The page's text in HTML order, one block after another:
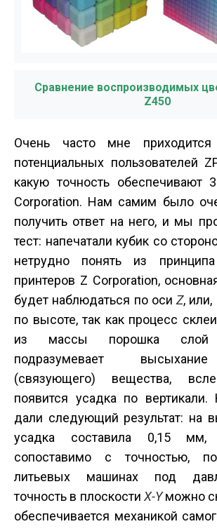
Сравнение воспроизводимых
Z450
Очень часто мне
потенциальных пользователей
какую точность обеспечивают
Corporation. Нам самим было
получить ответ на него, и мы
тест: напечатали кубик со
нетрудно понять из
принтеров Z Corporation,
будет наблюдаться по осиZ,
по высоте, так как процесс
из массы порошка
подразумевает
(связующего) вещества,
появится усадка по
дали следующий результат: на
усадка составила 0,15 мм,
сопоставимо с точностью,
литьевых машинах под
точность в плоскости X-Yможно
обеспечивается механикой